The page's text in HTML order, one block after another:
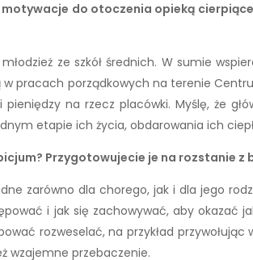
do otoczenia opieką
ze szkół średnich. W sumie
pracach porządkowych na terenie
na rzecz placówki. Myślę, że
etapie ich życia, obdarowania ich
Przygotowujecie je na rozstanie z
zarówno dla chorego, jak i dla jego
i jak się zachowywać, aby okazać
rozweselać, na przykład
wzajemne przebaczenie.